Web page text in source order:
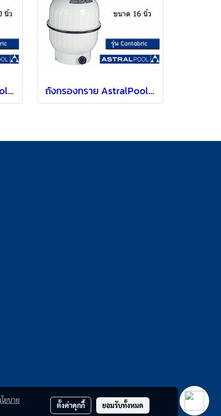
ถังกรองทราย AstralPool รุ่น Cantabric แบบ Top mount [ 20" ] ถังกรองทราย AstralPool รุ่น Cantabric แบบ Top mount [ 16" ]
ยบาย
ตั้งค่าคุกกี้ ยอมรับทั้งหมด